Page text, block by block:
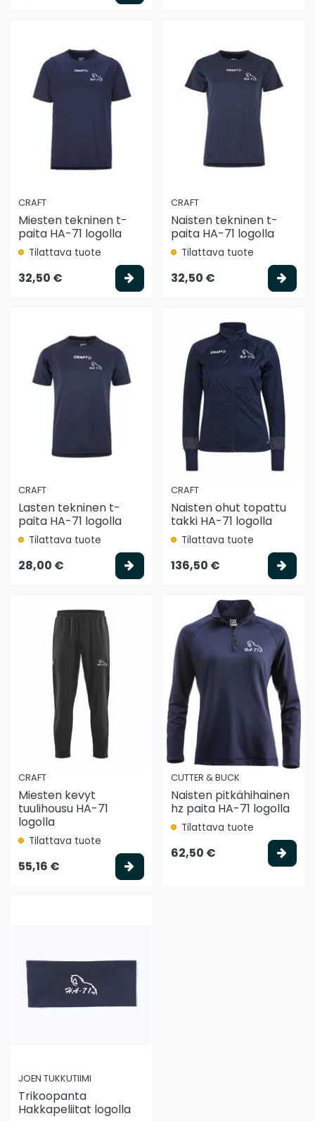
CRAFT
Miesten tekninen t-
paita HA-71 logolla
Tilattava tuote
32,50 € Valitse vaihtoehto
CRAFT
Naisten tekninen t-
paita HA-71 logolla
Tilattava tuote
32,50 €
CRAFT
Lasten tekninen t-
paita HA-71 logolla
Tilattava tuote
28,00 € Valitse vaihtoehto
CRAFT
Naisten ohut topattu
takki HA-71 logolla
Tilattava tuote
136,50 €
CRAFT
Miesten kevyt
tuulihousu HA-71
logolla
Tilattava tuote
55,16 €
CUTTER & BUCK
Naisten pitkähihainen
hz paita HA-71 logolla
Tilattava tuote
62,50 €
JOEN TUKKUTIIMI
Trikoopanta
Hakkapeliitat logolla